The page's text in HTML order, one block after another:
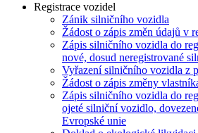
Registrace vozidel
Zánik silničního vozidla
Žádost o zápis změn údajů v
Zápis silničního vozidla do
nové, dosud neregistrované
Vyřazení silničního vozidla z
Žádost o zápis změny
Zápis silničního vozidla do
ojeté silniční vozidlo,
Evropské unie